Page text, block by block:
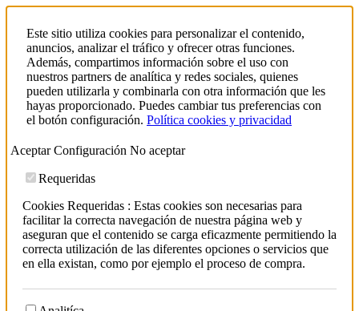
Este sitio utiliza cookies para personalizar el contenido,
anuncios, analizar el tráfico y ofrecer otras funciones.
Además, compartimos información sobre el uso con
nuestros partners de analítica y redes sociales, quienes
pueden utilizarla y combinarla con otra información que les
hayas proporcionado. Puedes cambiar tus preferencias con
el botón configuración. Política cookies y privacidad
AceptarConfiguración No aceptar
Requeridas
Cookies Requeridas : Estas cookies son necesarias para
facilitar la correcta navegación de nuestra página web y
aseguran que el contenido se carga eficazmente permitiendo la
correcta utilización de las diferentes opciones o servicios que
en ella existan, como por ejemplo el proceso de compra.